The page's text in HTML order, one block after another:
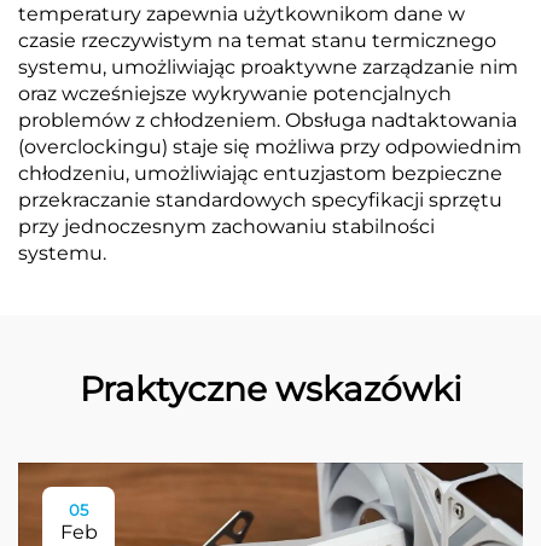
temperatury zapewnia użytkownikom dane w
czasie rzeczywistym na temat stanu termicznego
systemu, umożliwiając proaktywne zarządzanie nim
oraz wcześniejsze wykrywanie potencjalnych
problemów z chłodzeniem. Obsługa nadtaktowania
(overclockingu) staje się możliwa przy odpowiednim
chłodzeniu, umożliwiając entuzjastom bezpieczne
przekraczanie standardowych specyfikacji sprzętu
przy jednoczesnym zachowaniu stabilności
systemu.
Praktyczne wskazówki
05
Feb